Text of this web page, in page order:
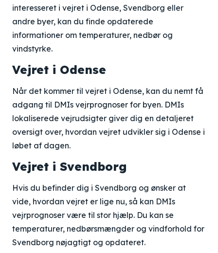
interesseret i vejret i Odense, Svendborg eller
andre byer, kan du finde opdaterede
informationer om temperaturer, nedbør og
vindstyrke.
Vejret i Odense
Når det kommer til vejret i Odense, kan du nemt få
adgang til DMIs vejrprognoser for byen. DMIs
lokaliserede vejrudsigter giver dig en detaljeret
oversigt over, hvordan vejret udvikler sig i Odense i
løbet af dagen.
Vejret i Svendborg
Hvis du befinder dig i Svendborg og ønsker at
vide, hvordan vejret er lige nu, så kan DMIs
vejrprognoser være til stor hjælp. Du kan se
temperaturer, nedbørsmængder og vindforhold for
Svendborg nøjagtigt og opdateret.